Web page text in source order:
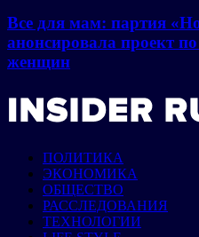
Все для мам: партия
анонсировала проект
женщин
ПОЛИТИКА
ЭКОНОМИКА
ОБЩЕСТВО
РАССЛЕДОВАНИЯ
ТЕХНОЛОГИИ